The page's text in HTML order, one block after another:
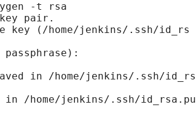
-t rsa
pair.
(/home/jenkins/.ssh/id_rs
in /home/jenkins/.ssh/id_rs
in /home/jenkins/.ssh/id_rsa.pu